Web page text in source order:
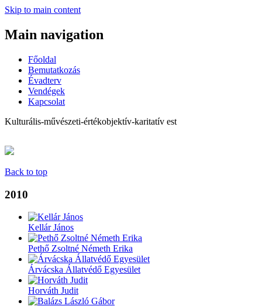
Skip to main content
Main navigation
Főoldal
Bemutatkozás
Évadterv
Vendégek
Kapcsolat
Kulturális-művészeti-értékobjektív-karitatív est
Back to top
2010
Kellár János
Pethő Zsoltné Németh Erika
Árvácska Állatvédő Egyesület
Horváth Judit